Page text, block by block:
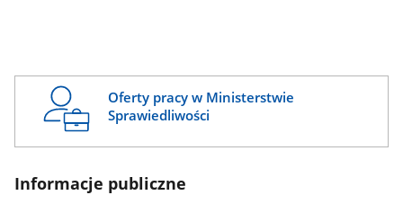
Oferty pracy w Ministerstwie
Sprawiedliwości
Informacje publiczne